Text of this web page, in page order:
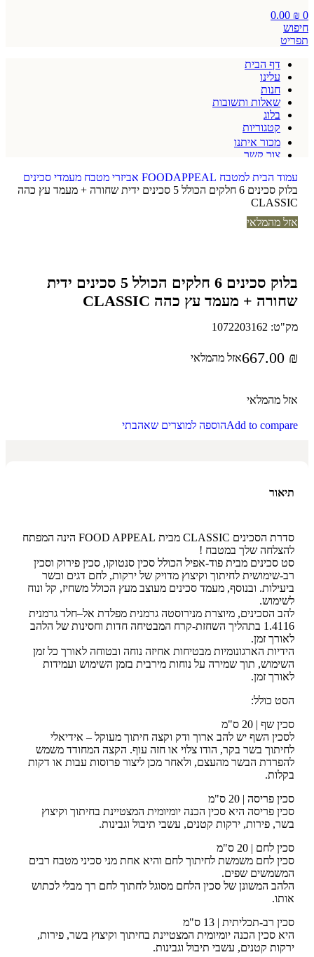
0
0.00 ₪
חיפוש
תפריט
דף הבית
עלינו
חנות
שאלות ותשובות
בלוג
קטגוריות
מכור איתנו
צור קשר
עמוד הבית למטבח FOODAPPEAL אביזרי מטבח מעמדי סכינים
בלוק סכינים 6 חלקים הכולל 5 סכינים ידית שחורה + מעמד עץ כהה
CLASSIC
אזל מהמלאי
בלוק סכינים 6 חלקים הכולל 5 סכינים ידית
שחורה + מעמד עץ כהה CLASSIC
מק"ט: 1072203162
667.00 ₪ אזל מהמלאי
אזל מהמלאי
Add to compareהוספה למוצרים שאהבתי
תיאור
סדרת הסכינים CLASSIC מבית FOOD APPEAL הינה המפתח
להצלחה שלך במטבח !
סט סכינים מבית פוד-אפיל הכולל סכין סנטוקו, סכין פירוק וסכין
רב-שימושית לחיתוך וקיצוץ מדויק של ירקות, לחם דגים ובשר
ביעילות. ובנוסף, מעמד סכינים מעוצב מעץ הכולל משחיז, קל ונוח
לשימוש.
להב הסכינים, מיוצרת מנירוסטה גרמנית מפלדת אל–חלד גרמנית
1.4116 בתהליך השחזת-קרח המבטיחה חדות וחסינות של הלהב
לאורך זמן.
הידיות הארגונומיות מבטיחות אחיזה נוחה ובטוחה לאורך כל זמן
השימוש, תוך שמירה על נוחות מירבית בזמן השימוש ועמידות
לאורך זמן.
הסט כולל:
סכין שף | 20 ס"מ
לסכין השף יש להב ארוך ודק וקצה חיתוך מעוקל – אידיאלי
לחיתוך בשר בקר, הודו צלוי או חזה עוף. הקצה המחודד משמש
להפרדת הבשר מהעצם, ולאחר מכן ליצור פרוסות עבות או דקות
בקלות.
סכין פריסה | 20 ס"מ
סכין פריסה היא סכין הכנה יומיומית המצטיינת בחיתוך וקיצוץ
בשר, פירות, ירקות קטנים, עשבי תיבול וגבינות.
סכין לחם | 20 ס"מ
סכין לחם משמשת לחיתוך לחם והיא אחת מני סכיני מטבח רבים
המשמשים שפים.
הלהב המשונן של סכין הלחם מסוגל לחתוך לחם רך מבלי לכתוש
אותו.
סכין רב-תכליתית | 13 ס"מ
היא סכין הכנה יומיומית המצטיינת בחיתוך וקיצוץ בשר, פירות,
ירקות קטנים, עשבי תיבול וגבינות.